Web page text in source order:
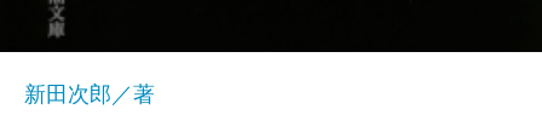
新田次郎／著